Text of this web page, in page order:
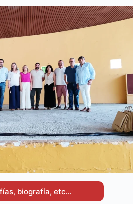
biografía, etc…